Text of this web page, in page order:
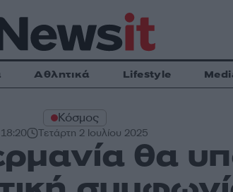
Αθλητικά Lifestyle
Κόσμος
18:20 Τετάρτη 2 Ιουλίου 2025
θα